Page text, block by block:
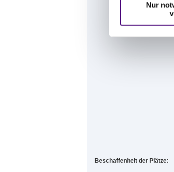
Nur
Beschaffenheit der Plätze: